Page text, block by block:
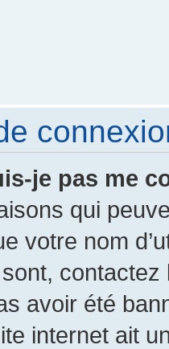
je pas me
qui
votre nom
avoir été
internet ait